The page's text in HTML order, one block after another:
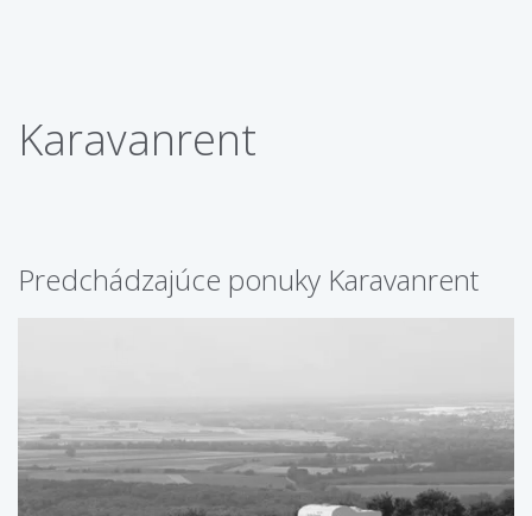
Karavanrent
Predchádzajúce ponuky Karavanrent